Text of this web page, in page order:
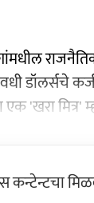
डॉलर्सचे
एक 'खरा
कन्टेन्टचा